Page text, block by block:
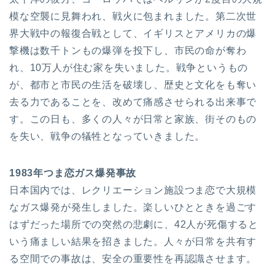
模な空襲に見舞われ、戦火に包まれました。第二次世
界大戦中の報復合戦として、イギリスとアメリカの爆
撃機は数千トンもの爆弾を投下し、市民の命が奪わ
れ、10万人が住む家を失いました。戦争というもの
が、都市と市民の生活を破壊し、歴史と文化をも奪い
去る力であることを、改めて痛感させられる出来事で
す。この日も、多くの人々が日常と家族、街そのもの
を失い、戦争の犠牲となっていきました。
1983年つま恋ガス爆発事故
日本国内では、レクリエーション施設つま恋で大規模
なガス爆発が発生しました。楽しいひとときを過ごす
はずだった場所での突然の悲劇に、42人が死傷すると
いう痛ましい結果を招きました。人々が日常を共有す
る空間での事故は、安全の重要性を再認識させます。